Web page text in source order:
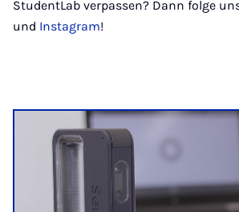
StudentLab verpassen? Dann folge
und Instagram!